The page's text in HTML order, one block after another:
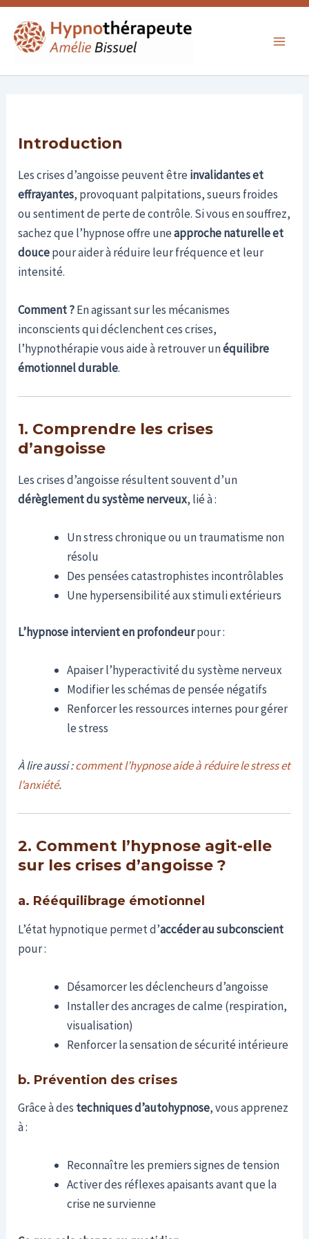
contenu
Introduction
Les crises d’angoisse peuvent êtreinvalidantes et
effrayantes, provoquant palpitations, sueurs froides
ou sentiment de perte de contrôle. Si vous en souffrez,
sachez que l’hypnose offre uneapproche naturelle et
doucepour aider à réduire leur fréquence et leur
intensité.
Comment ?En agissant sur les mécanismes
inconscients qui déclenchent ces crises,
l’hypnothérapie vous aide à retrouver unéquilibre
émotionnel durable.
1. Comprendre les crises
d’angoisse
Les crises d’angoisse résultent souvent d’un
dérèglement du système nerveux, lié à :
Un stress chronique ou un traumatisme non
résolu
Des pensées catastrophistes incontrôlables
Une hypersensibilité aux stimuli extérieurs
L’hypnose intervient en profondeurpour :
Apaiser l’hyperactivité du système nerveux
Modifier les schémas de pensée négatifs
Renforcer les ressources internes pour gérer
le stress
À lire aussi :comment l’hypnose aide à réduire le stress et
l’anxiété.
2. Comment l’hypnose agit-elle
sur les crises d’angoisse ?
a. Rééquilibrage émotionnel
L’état hypnotique permet d’accéder au subconscient
pour :
Désamorcer les déclencheurs d’angoisse
Installer des ancrages de calme (respiration,
visualisation)
Renforcer la sensation de sécurité intérieure
b. Prévention des crises
Grâce à des techniques d’autohypnose, vous apprenez
à :
Reconnaître les premiers signes de tension
Activer des réflexes apaisants avant que la
crise ne survienne